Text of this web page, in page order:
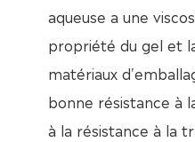
aqueuse a une
propriété du gel et
matériaux
bonne résistance à
à la résistance à la